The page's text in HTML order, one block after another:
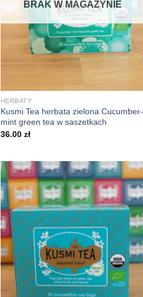
BRAK W MAGAZYNIE
HERBATY
Kusmi Tea herbata zielona Cucumber-
mint green tea w saszetkach
36.00 zł